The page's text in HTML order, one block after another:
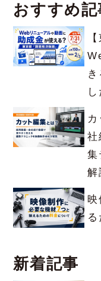
おすすめ記
社
集
解
映
新着記事